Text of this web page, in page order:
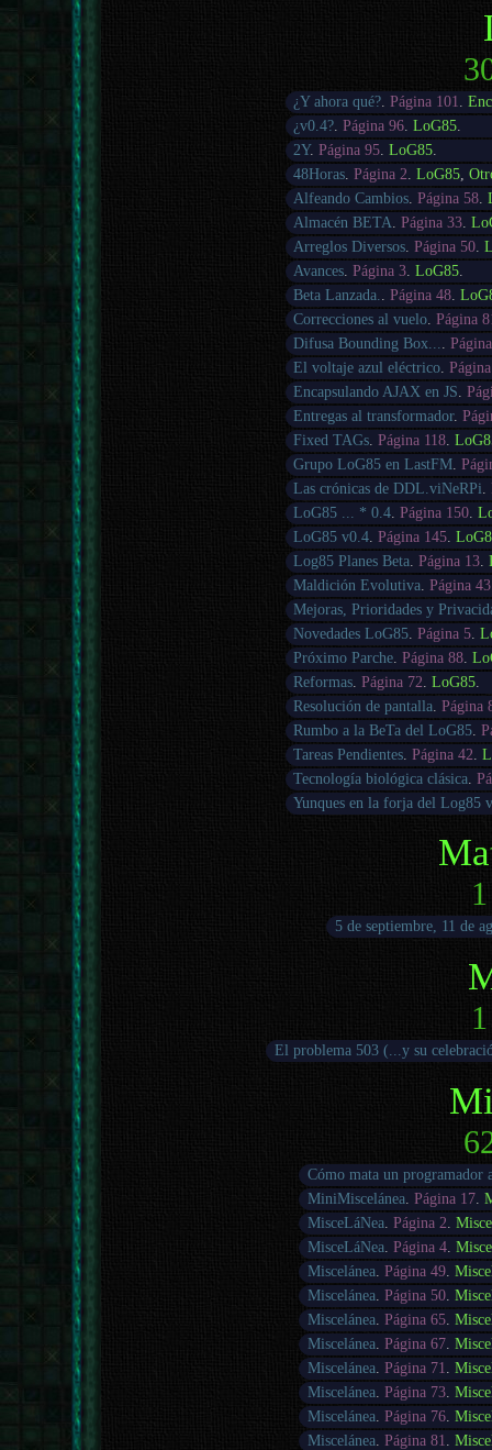
¿Y ahora qué? .Página 101 .
¿v0.4? .Página 96 .LoG85
2Y.Página 95 .LoG85
48Horas .Página 2 .LoG85 ,
Alfeando Cambios .Página 58 .
Almacén BETA .Página 33 .
Arreglos Diversos .Página 50 .
Avances .Página 3 .LoG85
Beta Lanzada.
.Página 48 .
Correcciones al vuelo .Página
Difusa Bounding Box...
.
El voltaje azul eléctrico .
Encapsulando AJAX en JS .
Entregas al transformador.
Fixed TAGs .Página 118 .
Grupo LoG85 en LastFM .
Las crónicas de DDL.viNeRPi .
LoG85 ... * 0.4 .Página 150 .
LoG85 v0.4 .Página 145 .
Log85 Planes Beta .Página 13 .
Maldición Evolutiva .Página 43
Mejoras, Prioridades y
Novedades LoG85 .Página 5 .
Próximo Parche .Página 88 .
Reformas .Página 72 .LoG85
Resolución de pantalla .Página
Rumbo a la BeTa del LoG85 .
Tareas Pendientes .Página 42 .
Tecnología biológica clásica .
Yunques en la forja del Log85
5 de septiembre, 11 de
El problema 503 (...y su
Cómo mata un programador
MiniMiscelánea Página 17.
MisceLáNea Página 2
MisceLáNea Página 4.
Miscelánea Página 49.
Miscelánea Página 50.
Miscelánea Página 65.
Miscelánea Página 67.
Miscelánea Página 71
Miscelánea Página 73.
Miscelánea Página 76.
Miscelánea Página 81